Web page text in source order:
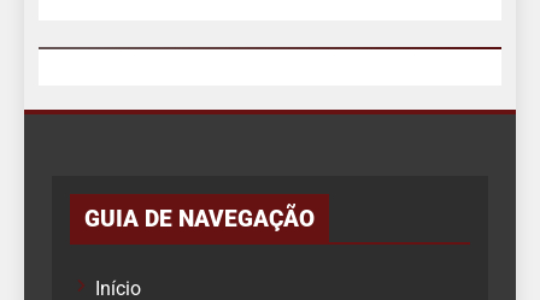
GUIA DE NAVEGAÇÃO
Início